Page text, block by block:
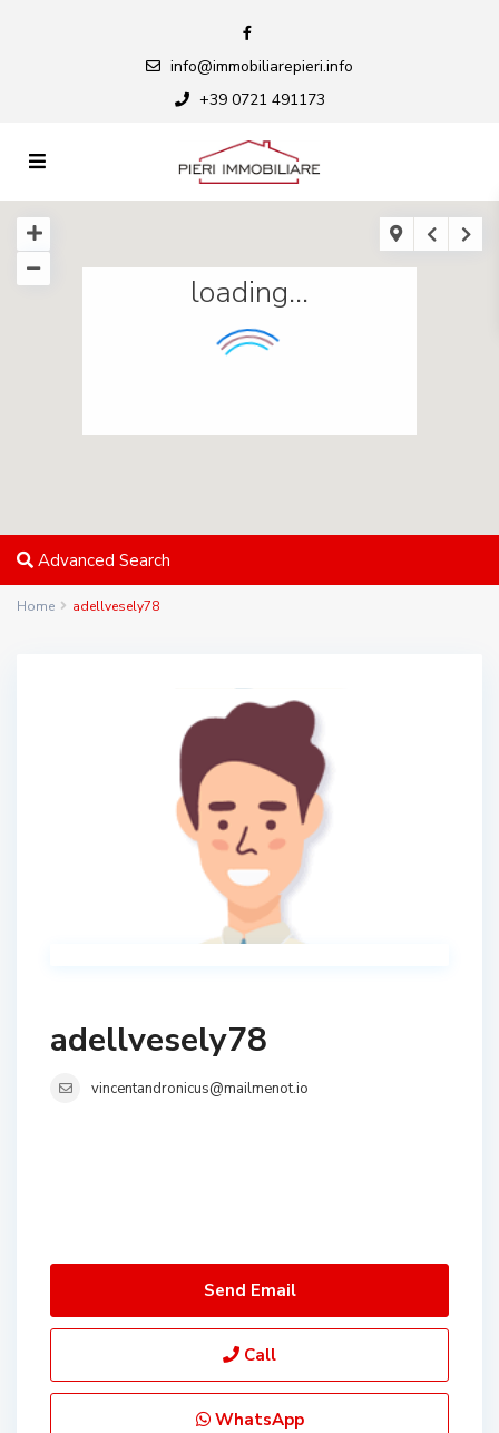
info@immobiliarepieri.info
+39 0721 491173
loading...
Advanced Search
Home adellvesely78
adellvesely78
vincentandronicus@mailmenot.io
Send Email
Call
WhatsApp